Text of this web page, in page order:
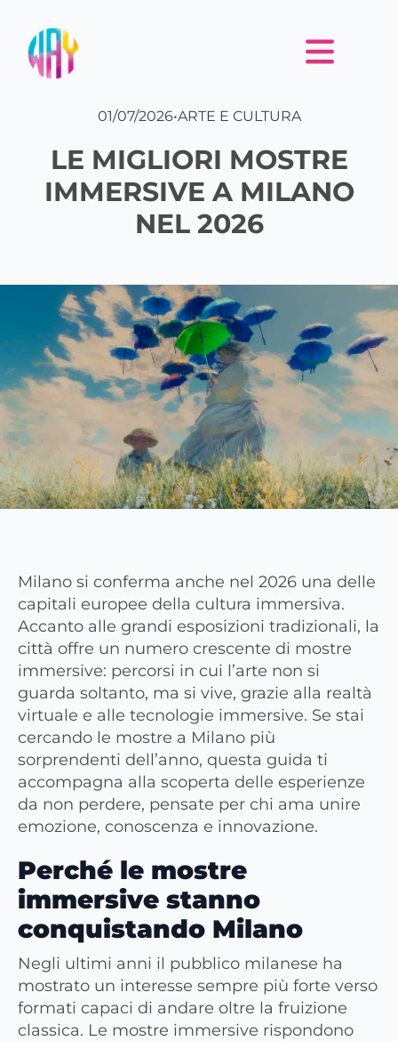
01/07/2026•ARTE E CULTURA
LE MIGLIORI MOSTRE
IMMERSIVE A MILANO
NEL 2026
Milano si conferma anche nel 2026 una delle
capitali europee della cultura immersiva.
Accanto alle grandi esposizioni tradizionali, la
città offre un numero crescente di mostre
immersive: percorsi in cui l’arte non si
guarda soltanto, ma si vive, grazie alla realtà
virtuale e alle tecnologie immersive. Se stai
cercando le mostre a Milano più
sorprendenti dell’anno, questa guida ti
accompagna alla scoperta delle esperienze
da non perdere, pensate per chi ama unire
emozione, conoscenza e innovazione.
Perché le mostre
immersive stanno
conquistando Milano
Negli ultimi anni il pubblico milanese ha
mostrato un interesse sempre più forte verso
formati capaci di andare oltre la fruizione
classica. Le mostre immersive rispondono